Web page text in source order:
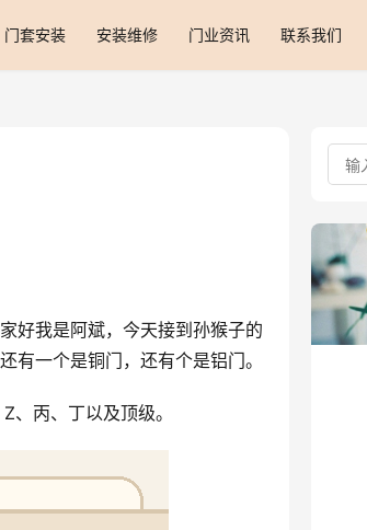
门套安装 安装维修 门业资讯 联系我们
好我是阿斌，今天接到孙猴子的
有一个是铜门，还有个是铝门。
、丙、丁以及顶级。